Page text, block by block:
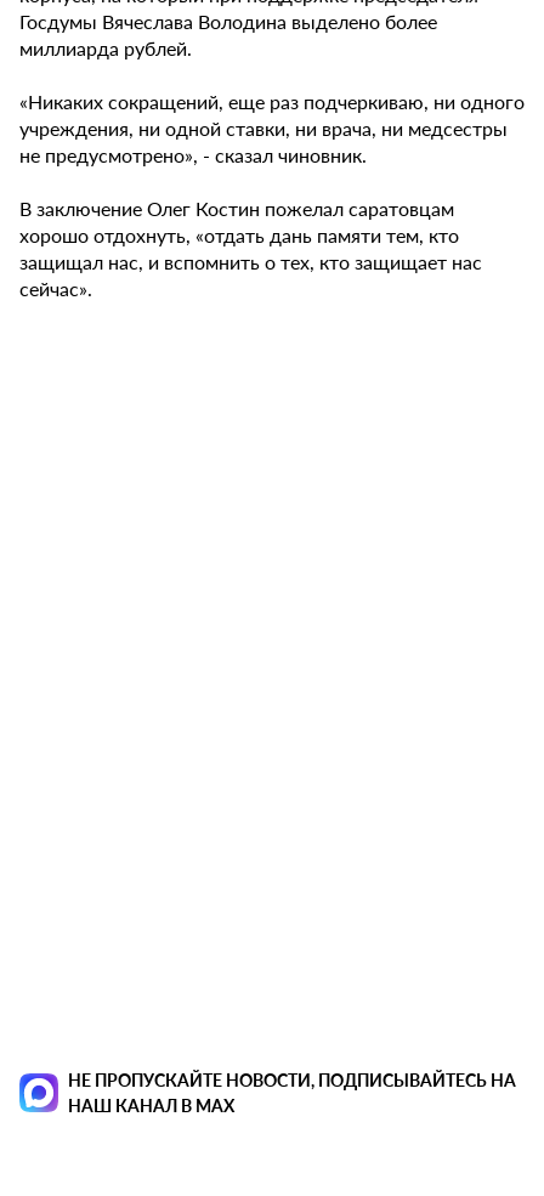
Госдумы Вячеслава Володина выделено более
миллиарда рублей.
«Никаких сокращений, еще раз подчеркиваю, ни одного
учреждения, ни одной ставки, ни врача, ни медсестры
не предусмотрено», - сказал чиновник.
В заключение Олег Костин пожелал саратовцам
хорошо отдохнуть, «отдать дань памяти тем, кто
защищал нас, и вспомнить о тех, кто защищает нас
сейчас».
НЕ ПРОПУСКАЙТЕ НОВОСТИ, ПОДПИСЫВАЙТЕСЬ НА
НАШ КАНАЛ В MAX